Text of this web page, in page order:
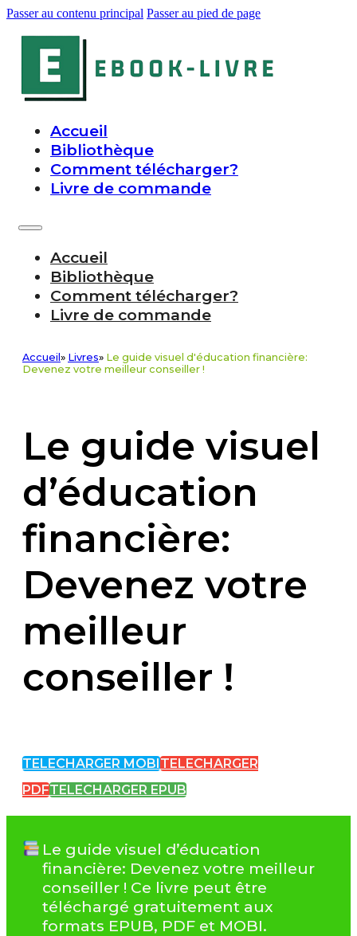
Passer au contenu principal Passer au pied de page
Accueil
Bibliothèque
Comment télécharger?
Livre de commande
Accueil
Bibliothèque
Comment télécharger?
Livre de commande
Accueil » Livres» Le guide visuel d'éducation financière:
Devenez votre meilleur conseiller !
Le guide visuel
d’éducation
financière:
Devenez votre
meilleur
conseiller !
TELECHARGER MOBI TELECHARGER
PDFTELECHARGER EPUB
Le guide visuel d’éducation
financière: Devenez votre meilleur
conseiller ! Ce livre peut être
téléchargé gratuitement aux
formats EPUB, PDF et MOBI.